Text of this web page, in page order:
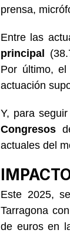
prensa,
Entre las
principal
Por último,
actuación
Y, para
Congresos
actuales del
Este 2025,
Tarragona
de euros en